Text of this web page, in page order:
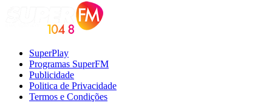
SuperPlay
Programas SuperFM
Publicidade
Politica de Privacidade
Termos e Condições